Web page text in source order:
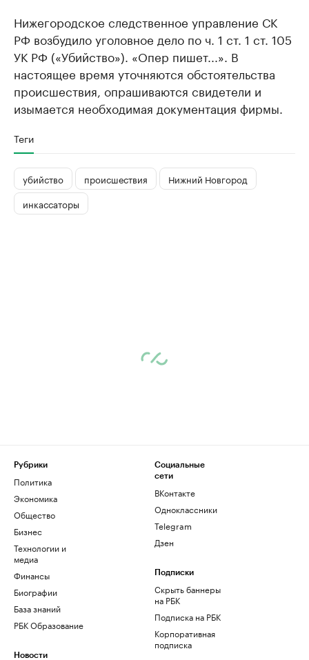
Нижегородское следственное управление СК
РФ возбудило уголовное дело по ч. 1 ст. 1 ст. 105
УК РФ («Убийство»). «Опер пишет...». В
настоящее время уточняются обстоятельства
происшествия, опрашиваются свидетели и
изымается необходимая документация фирмы.
Теги
убийство происшествия
Нижний Новгород
инкассаторы
Рубрики
Политика
Экономика
Общество
Бизнес
Технологии и
медиа
Финансы
Биографии
База знаний
РБК Образование
Новости
Социальные
сети
ВКонтакте
Одноклассники
Telegram
Дзен
Подписки
Скрыть баннеры
на РБК
Подписка на РБК
Корпоративная
подписка